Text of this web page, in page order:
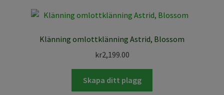
Klänning omlottklänning Astrid, Blossom
kr2,199.00
Skapa ditt plagg